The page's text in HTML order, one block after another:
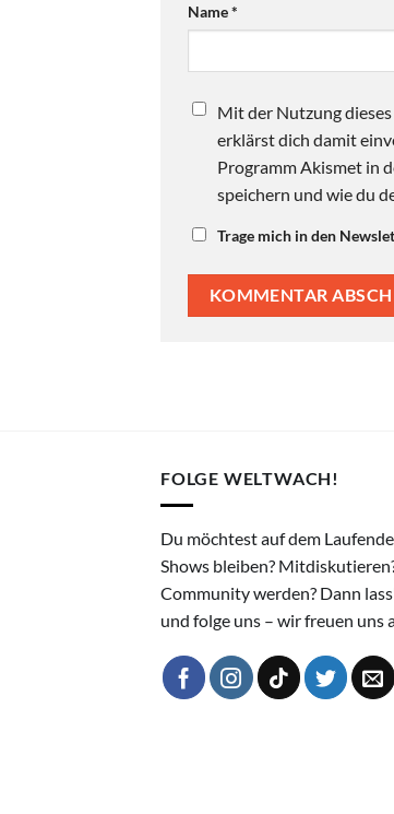
Name*
Mit der Nutzung
erklärst dich damit
Programm Akismet in
speichern und wie du
Trage mich in den
FOLGE WELTWACH!
Du möchtest auf dem
Shows bleiben?
Community werden? Dann
und folge uns – wir freuen uns